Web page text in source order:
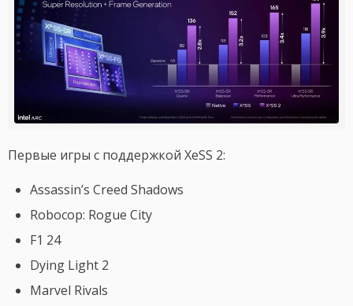
Первые игры с поддержкой XeSS 2:
Assassin’s Creed Shadows
Robocop: Rogue City
F1 24
Dying Light 2
Marvel Rivals